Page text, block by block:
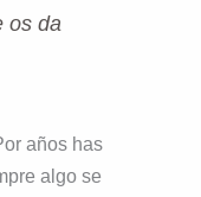
os da
años has
algo se